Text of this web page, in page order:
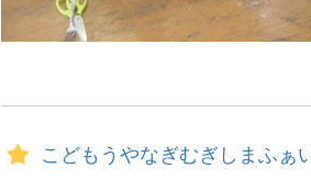
こどもうやなぎむぎしまふぁ